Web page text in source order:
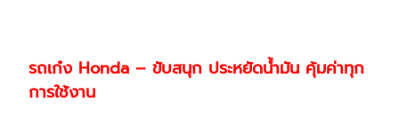
รถเก๋ง Honda – ขับสนุก ประหยัดน้ำมัน คุ้มค่าทุก
การใช้งาน